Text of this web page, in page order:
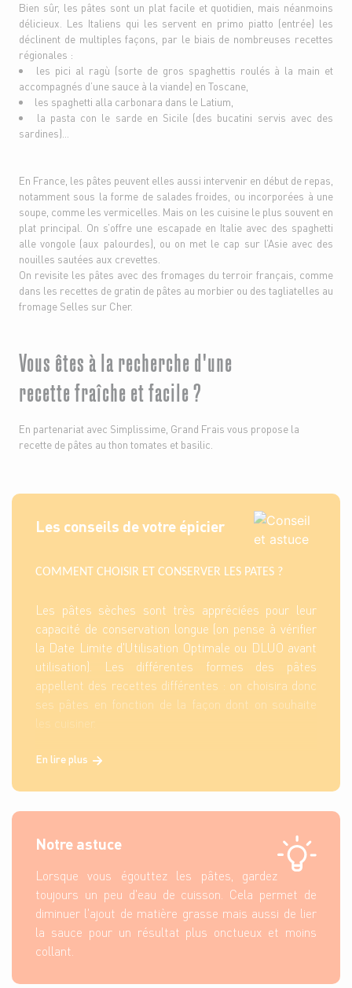
Bien sûr, les pâtes sont un plat facile et quotidien, mais néanmoins
délicieux. Les Italiens qui les servent en primo piatto (entrée) les
déclinent de multiples façons, par le biais de nombreuses recettes
régionales :
les pici al ragù (sorte de gros spaghettis roulés à la main et
accompagnés d’une sauce à la viande) en Toscane,
les spaghetti alla carbonara dans le Latium,
la pasta con le sarde en Sicile (des bucatini servis avec des
sardines)…
En France, les pâtes peuvent elles aussi intervenir en début de repas,
notamment sous la forme de salades froides, ou incorporées à une
soupe, comme les vermicelles. Mais on les cuisine le plus souvent en
plat principal. On s’offre une escapade en Italie avec des spaghetti
alle vongole (aux palourdes), ou on met le cap sur l’Asie avec des
nouilles sautées aux crevettes.
On revisite les pâtes avec des fromages du terroir français, comme
dans les recettes de gratin de pâtes au morbier ou des tagliatelles au
fromage Selles sur Cher.
Vous êtes à la recherche d'une
recette fraîche et facile ?
En partenariat avec Simplissime, Grand Frais vous propose la
recette de pâtes au thon tomates et basilic.
Les conseils de votre épicier
COMMENT CHOISIR ET CONSERVER LES PATES ?
Les pâtes sèches sont très appréciées pour leur
capacité de conservation longue (on pense à vérifier
la Date Limite d'Utilisation Optimale ou DLUO avant
utilisation). Les différentes formes des pâtes
appellent des recettes différentes : on choisira donc
ses pâtes en fonction de la façon dont on souhaite
les cuisiner.
En lire plus
Notre astuce
Lorsque vous égouttez les pâtes, gardez
toujours un peu d'eau de cuisson. Cela permet de
diminuer l'ajout de matière grasse mais aussi de lier
la sauce pour un résultat plus onctueux et moins
collant.